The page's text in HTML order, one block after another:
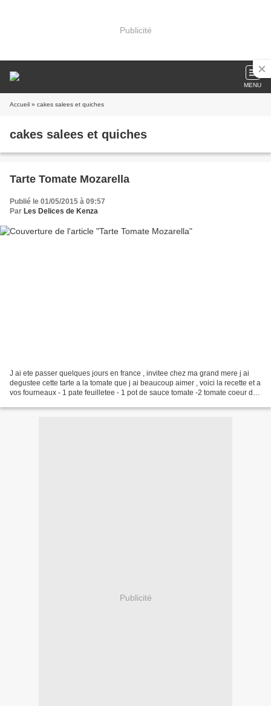
Publicité
MENU
Accueil » cakes salees et quiches
cakes salees et quiches
Tarte Tomate Mozarella
Publié le 01/05/2015 à 09:57
Par Les Delices de Kenza
J ai ete passer quelques jours en france , invitee chez ma grand mere j ai
degustee cette tarte a la tomate que j ai beaucoup aimer , voici la recette et a
vos fourneaux - 1 pate feuilletee - 1 pot de sauce tomate -2 tomate coeur de
Publicité